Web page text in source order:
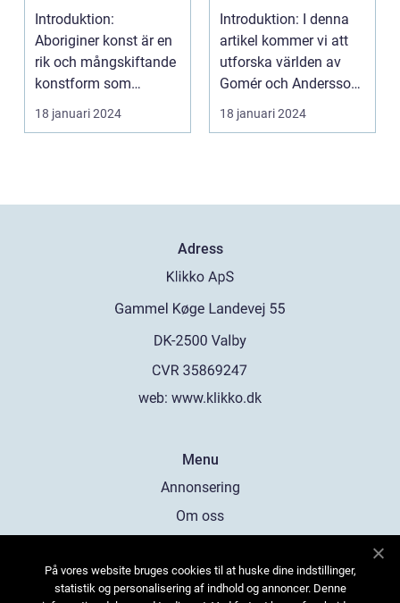
Australiens
Urinvånare
Introduktion:
Aboriginer konst är en
rik och mångskiftande
konstform som
härstammar från
Australiens...
18 januari 2024
Översikt
Introduktion: I denna
artikel kommer vi att
utforska världen av
Gomér och Andersson
konst, dess olik...
18 januari 2024
Adress
web: www.klikko.dk
Menu
Annonsering
Om oss
Kontakta oss
På vores website bruges cookies til at huske dine indstillinger,
statistik og personalisering af indhold og annoncer. Denne